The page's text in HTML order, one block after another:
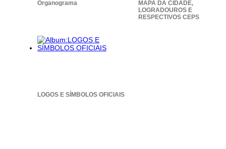
Telefone 2
Assunto*
Organograma
MAPA DA CIDADE,
LOGRADOUROS E
RESPECTIVOS CEPS
LOGOS E SÍMBOLOS OFICIAIS